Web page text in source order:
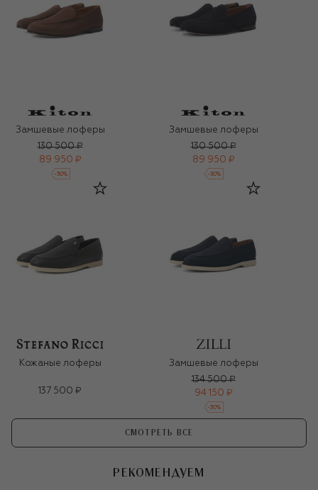
Замшевые лоферы
130 500 ₽
89 950 ₽
-30%
Замшевые лоферы
130 500 ₽
89 950 ₽
-30%
Кожаные лоферы
137 500 ₽
Замшевые лоферы
134 500 ₽
94 150 ₽
-30%
СМОТРЕТЬ ВСЕ
РЕКОМЕНДУЕМ